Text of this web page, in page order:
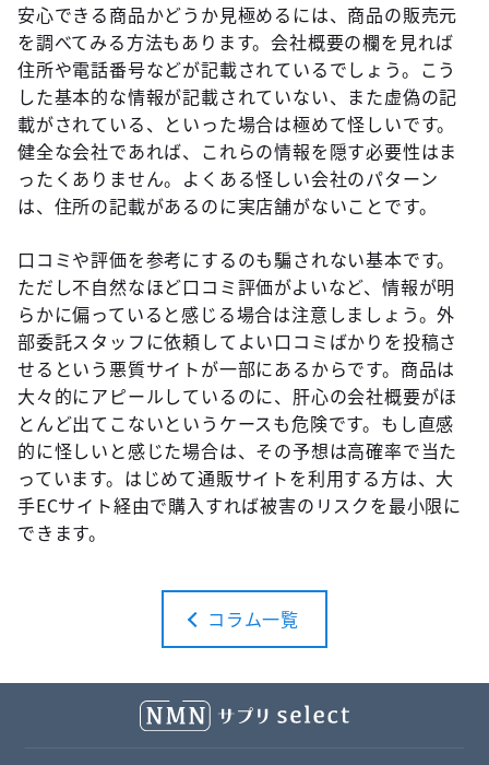
安心できる商品かどうか見極めるには、商品の販売元
を調べてみる方法もあります。会社概要の欄を見れば
住所や電話番号などが記載されているでしょう。こう
した基本的な情報が記載されていない、また虚偽の記
載がされている、といった場合は極めて怪しいです。
健全な会社であれば、これらの情報を隠す必要性はま
ったくありません。よくある怪しい会社のパターン
は、住所の記載があるのに実店舗がないことです。
口コミや評価を参考にするのも騙されない基本です。
ただし不自然なほど口コミ評価がよいなど、情報が明
らかに偏っていると感じる場合は注意しましょう。外
部委託スタッフに依頼してよい口コミばかりを投稿さ
せるという悪質サイトが一部にあるからです。商品は
大々的にアピールしているのに、肝心の会社概要がほ
とんど出てこないというケースも危険です。もし直感
的に怪しいと感じた場合は、その予想は高確率で当た
っています。はじめて通販サイトを利用する方は、大
手ECサイト経由で購入すれば被害のリスクを最小限に
できます。
コラム一覧